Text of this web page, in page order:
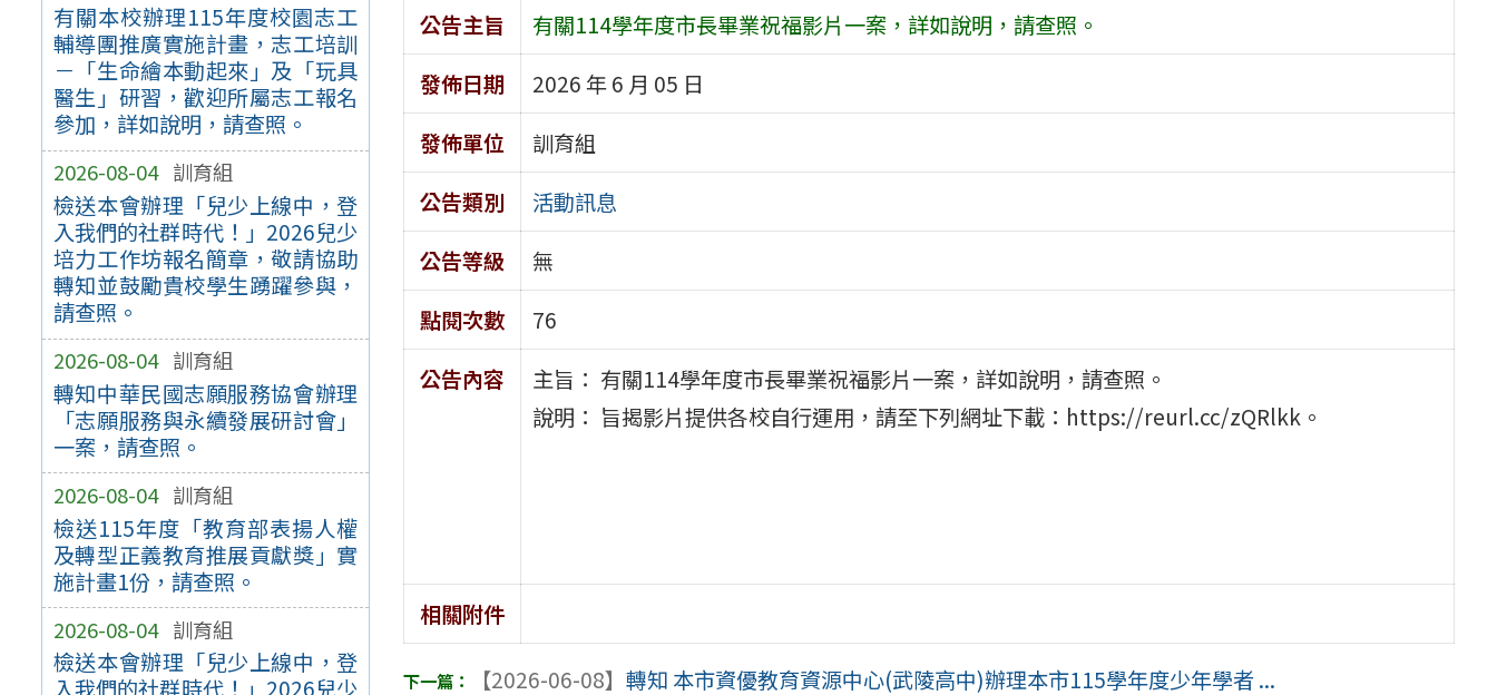
有關本校辦理115年度校園志工
輔導團推廣實施計畫，志工培訓
－「生命繪本動起來」及「玩具
醫生」研習，歡迎所屬志工報名
參加，詳如說明，請查照。
2026-08-04 訓育組
檢送本會辦理「兒少上線中，登
入我們的社群時代！」2026兒少
培力工作坊報名簡章，敬請協助
轉知並鼓勵貴校學生踴躍參與，
請查照。
2026-08-04 訓育組
轉知中華民國志願服務協會辦理
「志願服務與永續發展研討會」
一案，請查照。
2026-08-04 訓育組
檢送115年度「教育部表揚人權
及轉型正義教育推展貢獻獎」實
施計畫1份，請查照。
2026-08-04 訓育組
檢送本會辦理「兒少上線中，登
公告主旨
有關114學年度市長畢業祝福影片一案，詳如說明，請查照。
發佈日期
2026 年 6 月 05 日
發佈單位
訓育組
公告類別
活動訊息
公告等級
無
點閱次數
76
公告內容
主旨： 有關114學年度市長畢業祝福影片一案，詳如說明，請查照。
說明： 旨揭影片提供各校自行運用，請至下列網址下載：https://reurl.cc/zQRlkk。
相關附件
【2026-06-08】轉知 本市資優教育資源中心(武陵高中)辦理本市115學年度少年學者 ...